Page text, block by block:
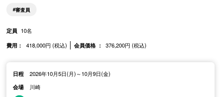
審査員
定員 10名
費用：
418,000円 (税込) 会員価格 ： 376,200円 (税込)
日程
2026年10月5日(月)～10月9日(金)
会場
川崎